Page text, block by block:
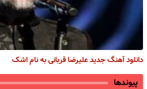
دانلود آهنگ جدید علیرضا قربانی به نام اشک
پیوندها